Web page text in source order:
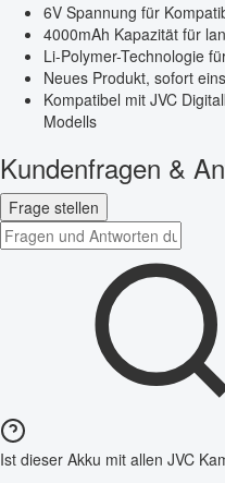
6V Spannung für
4000mAh Kapazität für
Li-Polymer-Technologie
Neues Produkt, sofort
Kompatibel mit JVC
Modells
Kundenfragen &
Frage stellen
Ist dieser Akku mit allen JVC